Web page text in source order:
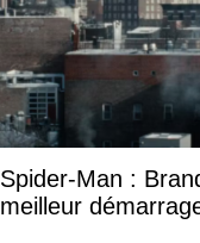
Spider-Man :
meilleur